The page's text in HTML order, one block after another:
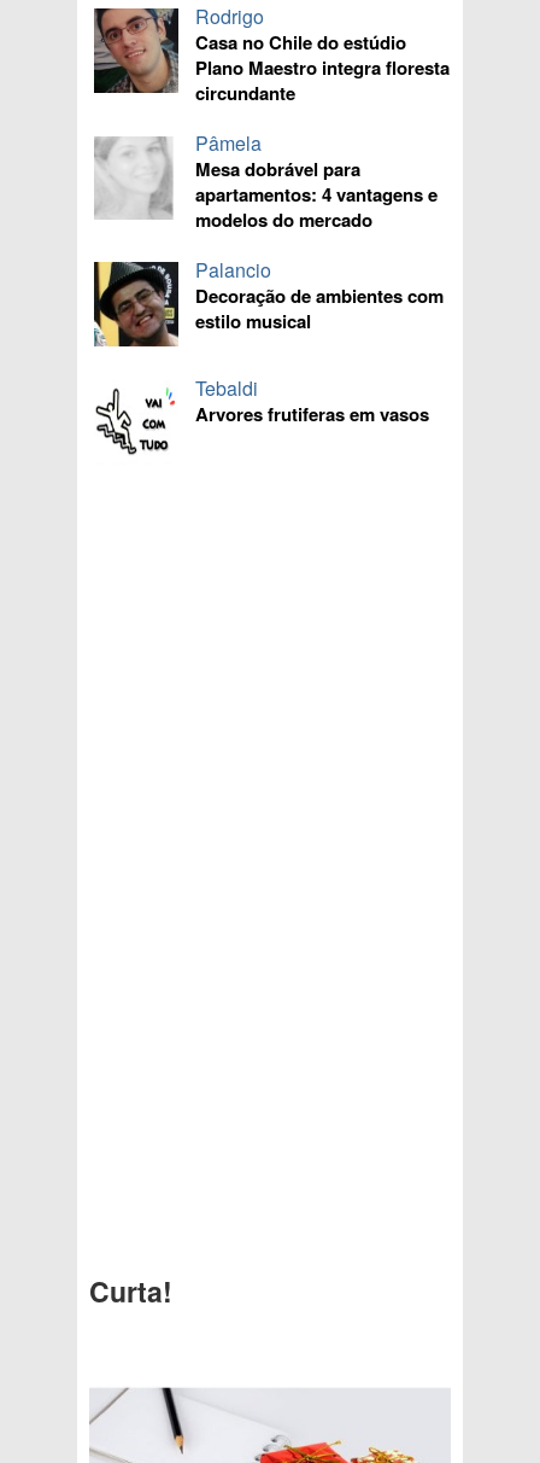
Rodrigo
Casa no Chile do estúdio
Plano Maestro integra floresta
circundante
Pâmela
Mesa dobrável para
apartamentos: 4 vantagens e
modelos do mercado
Palancio
Decoração de ambientes com
estilo musical
Tebaldi
Arvores frutiferas em vasos
Curta!